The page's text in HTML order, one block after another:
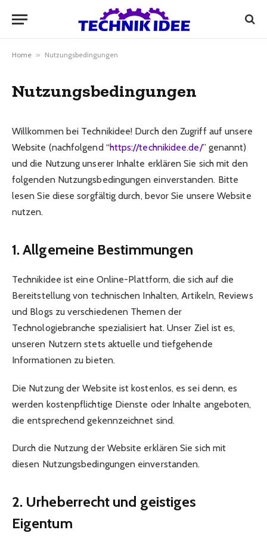
Home » Nutzungsbedingungen
Nutzungsbedingungen
Willkommen bei Technikidee! Durch den Zugriff auf unsere
Website (nachfolgend “https://technikidee.de/” genannt)
und die Nutzung unserer Inhalte erklären Sie sich mit den
folgenden Nutzungsbedingungen einverstanden. Bitte
lesen Sie diese sorgfältig durch, bevor Sie unsere Website
nutzen.
1. Allgemeine Bestimmungen
Technikidee ist eine Online-Plattform, die sich auf die
Bereitstellung von technischen Inhalten, Artikeln, Reviews
und Blogs zu verschiedenen Themen der
Technologiebranche spezialisiert hat. Unser Ziel ist es,
unseren Nutzern stets aktuelle und tiefgehende
Informationen zu bieten.
Die Nutzung der Website ist kostenlos, es sei denn, es
werden kostenpflichtige Dienste oder Inhalte angeboten,
die entsprechend gekennzeichnet sind.
Durch die Nutzung der Website erklären Sie sich mit
diesen Nutzungsbedingungen einverstanden.
2. Urheberrecht und geistiges
Eigentum